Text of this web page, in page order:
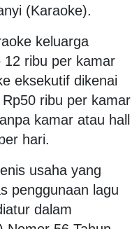
(Karaoke).
keluarga
12 ribu per kamar
eksekutif dikenai
ribu per kamar
kamar atau hall
hari.
usaha yang
penggunaan lagu
dalam